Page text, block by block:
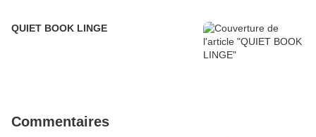
QUIET BOOK LINGE
Commentaires